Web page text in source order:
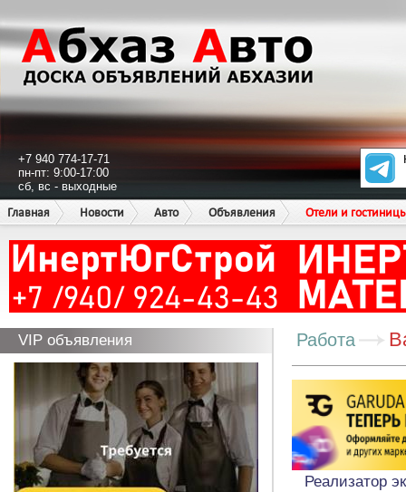
+7 940 774-17-71
пн-пт: 9:00-17:00
сб, вс - выходные
Главная
Новости Авто Объявления Отели и
VIP объявления Работа
Реализатор